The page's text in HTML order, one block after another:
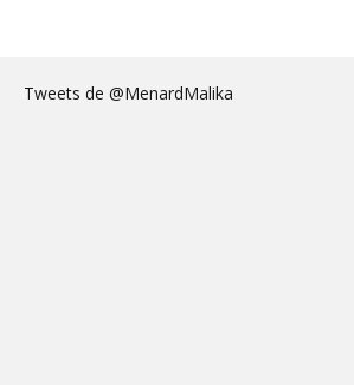
Tweets de @MenardMalika